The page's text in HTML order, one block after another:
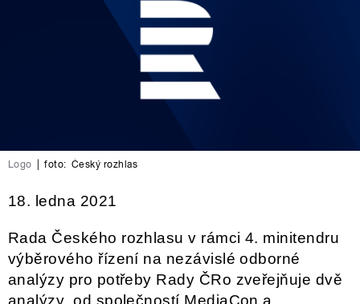
Logo foto: Český rozhlas
18. ledna 2021
Rada Českého rozhlasu v rámci 4. minitendru
výběrového řízení na nezávislé odborné
analýzy pro potřeby Rady ČRo zveřejňuje dvě
analýzy od společností MediaCon a